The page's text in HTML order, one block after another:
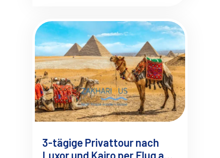
3-tägige Privattour nach
Luxor und Kairo per Flug ab